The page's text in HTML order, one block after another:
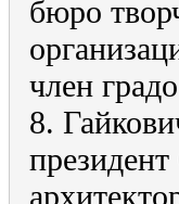
бюро
член
8.